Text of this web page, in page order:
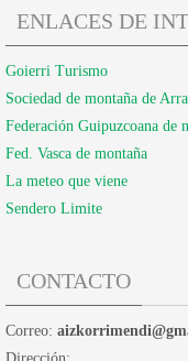
ENLACES DE
Goierri Turismo
Sociedad de montaña de
Federación Guipuzcoana de
Fed. Vasca de montaña
La meteo que viene
Sendero Limite
CONTACTO
Correo: